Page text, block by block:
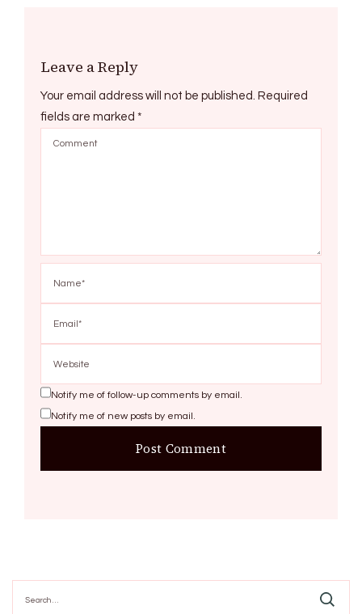
Leave a Reply
Your email address will not be published. Required
fields are marked *
Notify me of follow-up comments by email.
Notify me of new posts by email.
for: